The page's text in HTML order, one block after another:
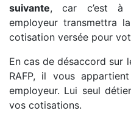
suivante, car c’est à
employeur transmettra
cotisation versée pour
En cas de désaccord sur
RAFP, il vous
employeur. Lui seul
vos cotisations.